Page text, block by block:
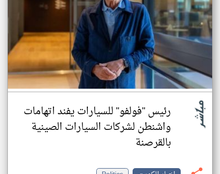
رئيس "فولفو" للسيارات يفند اتهامات
واشنطن لشركات السيارات الصينية
بالقرصنة